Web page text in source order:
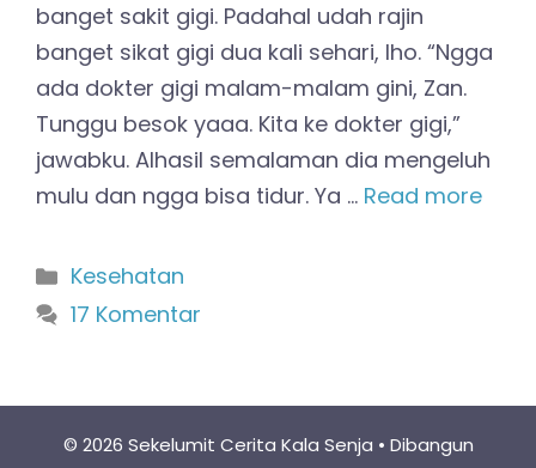
banget sakit gigi. Padahal udah rajin
banget sikat gigi dua kali sehari, lho. “Ngga
ada dokter gigi malam-malam gini, Zan.
Tunggu besok yaaa. Kita ke dokter gigi,”
jawabku. Alhasil semalaman dia mengeluh
mulu dan ngga bisa tidur. Ya … Read more
Kategori
Kesehatan
17 Komentar
© 2026 Sekelumit Cerita Kala Senja • Dibangun